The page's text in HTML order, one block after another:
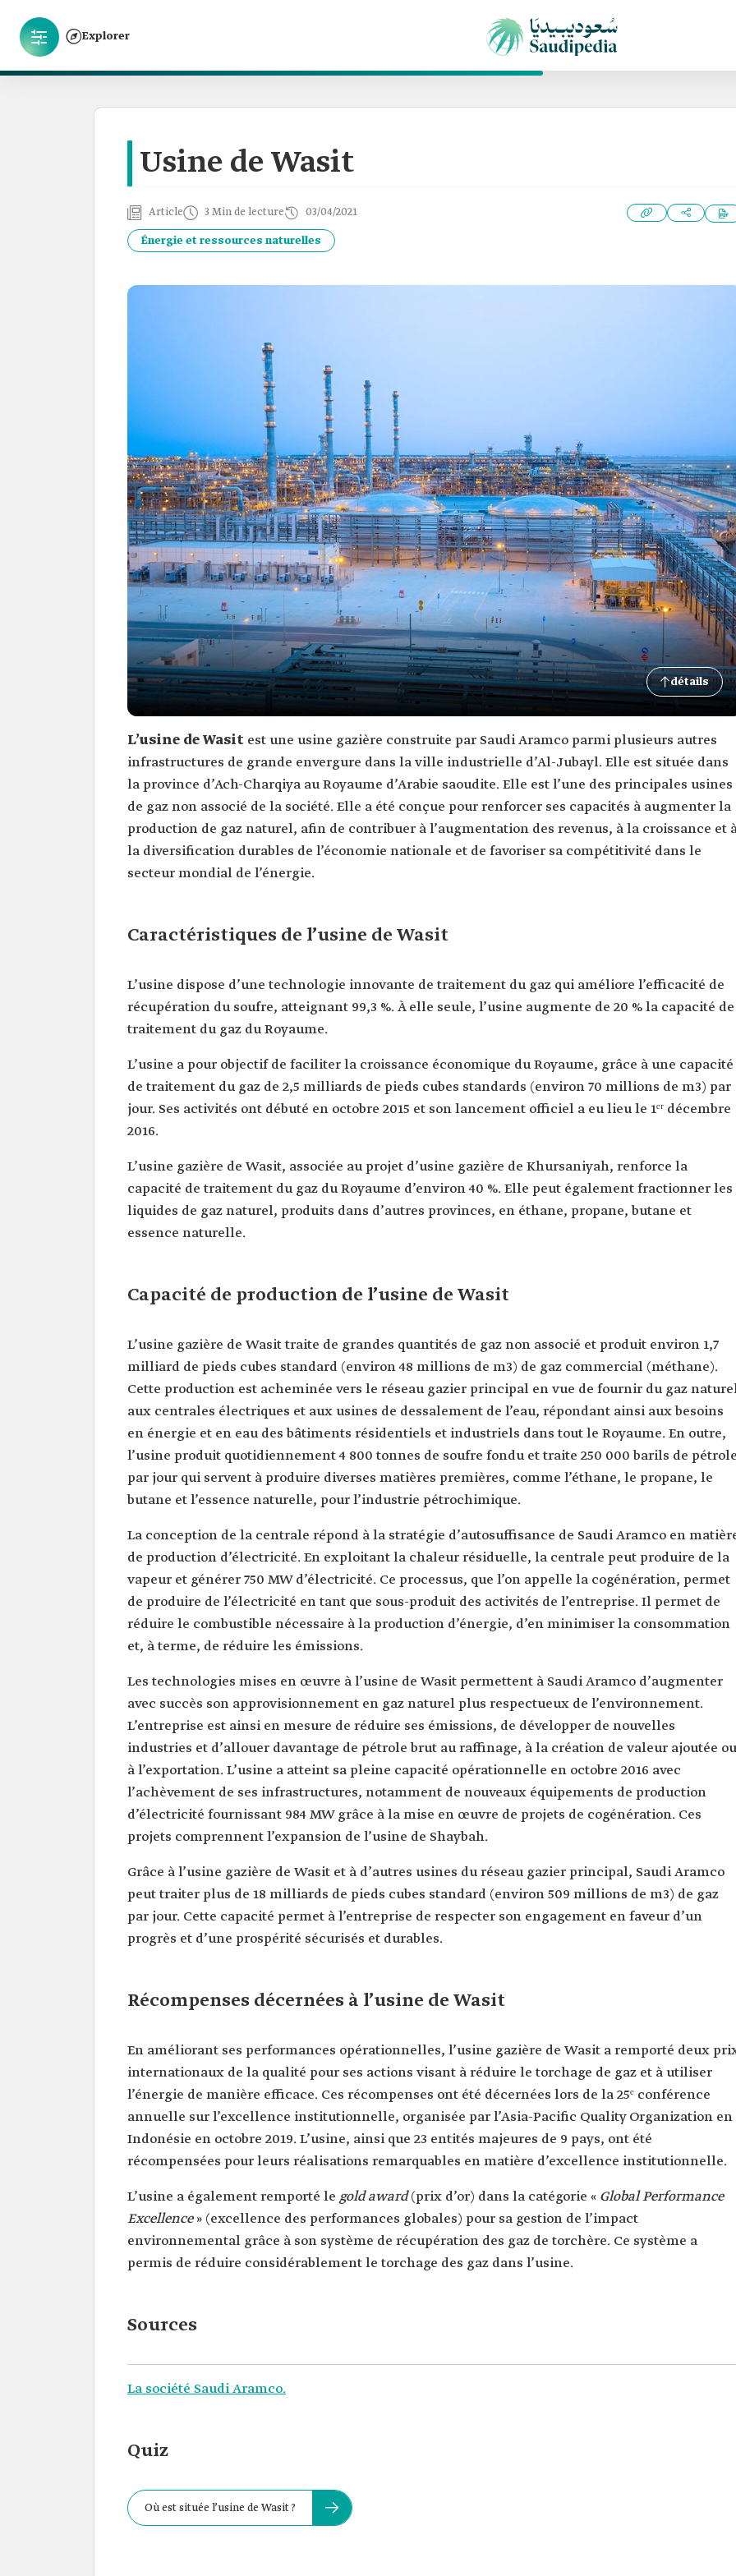
Explorer
Usine de Wasit
Article 3 Min de lecture 03/04/2021
Énergie et ressources naturelles
détails
L’usine de Wasit est une usine gazière construite par Saudi Aramco parmi plusieurs autres
infrastructures de grande envergure dans la ville industrielle d’Al-Jubayl. Elle est située dans
la province d’Ach-Charqiya au Royaume d’Arabie saoudite. Elle est l’une des principales usines
de gaz non associé de la société. Elle a été conçue pour renforcer ses capacités à augmenter la
production de gaz naturel, afin de contribuer à l’augmentation des revenus, à la croissance et
la diversification durables de l’économie nationale et de favoriser sa compétitivité dans le
secteur mondial de l’énergie.
Caractéristiques de l’usine de Wasit
L’usine dispose d’une technologie innovante de traitement du gaz qui améliore l’efficacité de
récupération du soufre, atteignant 99,3 %. À elle seule, l’usine augmente de 20 % la capacité de
traitement du gaz du Royaume.
L’usine a pour objectif de faciliter la croissance économique du Royaume, grâce à une capacité
de traitement du gaz de 2,5 milliards de pieds cubes standards (environ 70 millions de m3) par
jour. Ses activités ont débuté en octobre 2015 et son lancement officiel a eu lieu le 1ᵉʳ décembre
2016.
L’usine gazière de Wasit, associée au projet d’usine gazière de Khursaniyah, renforce la
capacité de traitement du gaz du Royaume d’environ 40 %. Elle peut également fractionner les
liquides de gaz naturel, produits dans d’autres provinces, en éthane, propane, butane et
essence naturelle.
Capacité de production de l’usine de Wasit
L’usine gazière de Wasit traite de grandes quantités de gaz non associé et produit environ 1,7
milliard de pieds cubes standard (environ 48 millions de m3) de gaz commercial (méthane).
Cette production est acheminée vers le réseau gazier principal en vue de fournir du gaz
aux centrales électriques et aux usines de dessalement de l’eau, répondant ainsi aux besoins
en énergie et en eau des bâtiments résidentiels et industriels dans tout le Royaume. En outre,
l’usine produit quotidiennement 4 800 tonnes de soufre fondu et traite 250 000 barils de
par jour qui servent à produire diverses matières premières, comme l’éthane, le propane, le
butane et l’essence naturelle, pour l’industrie pétrochimique.
La conception de la centrale répond à la stratégie d’autosuffisance de Saudi Aramco en
de production d’électricité. En exploitant la chaleur résiduelle, la centrale peut produire de la
vapeur et générer 750 MW d’électricité. Ce processus, que l’on appelle la cogénération, permet
de produire de l’électricité en tant que sous-produit des activités de l’entreprise. Il permet de
réduire le combustible nécessaire à la production d’énergie, d’en minimiser la consommation
et, à terme, de réduire les émissions.
Les technologies mises en œuvre à l’usine de Wasit permettent à Saudi Aramco d’augmenter
avec succès son approvisionnement en gaz naturel plus respectueux de l’environnement.
L’entreprise est ainsi en mesure de réduire ses émissions, de développer de nouvelles
industries et d’allouer davantage de pétrole brut au raffinage, à la création de valeur ajoutée ou
à l’exportation. L’usine a atteint sa pleine capacité opérationnelle en octobre 2016 avec
l’achèvement de ses infrastructures, notamment de nouveaux équipements de production
d’électricité fournissant 984 MW grâce à la mise en œuvre de projets de cogénération. Ces
projets comprennent l’expansion de l’usine de Shaybah.
Grâce à l’usine gazière de Wasit et à d’autres usines du réseau gazier principal, Saudi Aramco
peut traiter plus de 18 milliards de pieds cubes standard (environ 509 millions de m3) de gaz
par jour. Cette capacité permet à l’entreprise de respecter son engagement en faveur d’un
progrès et d’une prospérité sécurisés et durables.
Récompenses décernées à l’usine de Wasit
En améliorant ses performances opérationnelles, l’usine gazière de Wasit a remporté deux
internationaux de la qualité pour ses actions visant à réduire le torchage de gaz et à utiliser
l’énergie de manière efficace. Ces récompenses ont été décernées lors de la 25ᵉ conférence
annuelle sur l’excellence institutionnelle, organisée par l’Asia-Pacific Quality Organization en
Indonésie en octobre 2019. L’usine, ainsi que 23 entités majeures de 9 pays, ont été
récompensées pour leurs réalisations remarquables en matière d’excellence institutionnelle.
L’usine a également remporté le gold award(prix d’or) dans la catégorie « Global Performance
Excellence» (excellence des performances globales) pour sa gestion de l’impact
environnemental grâce à son système de récupération des gaz de torchère. Ce système a
permis de réduire considérablement le torchage des gaz dans l’usine.
Sources
La société Saudi Aramco.
Quiz
Où est située l’usine de Wasit ?